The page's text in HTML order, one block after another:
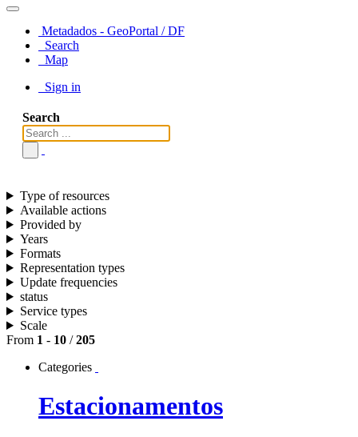
Metadados - GeoPortal / DF
Search
Map
Sign in
Search
Type of resources
Available actions
Provided by
Years
Formats
Representation types
Update frequencies
status
Service types
Scale
From 1 - 10 /205
Categories
Estacionamentos